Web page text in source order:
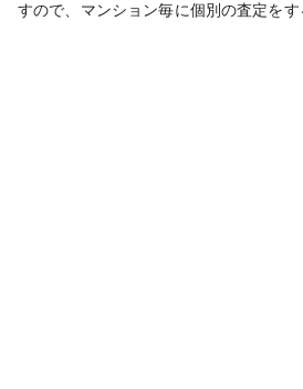
すので、マンション毎に個別の査定をす